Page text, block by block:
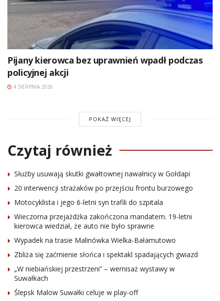
Pijany kierowca bez uprawnień wpadł podczas
policyjnej akcji
4 SIERPNIA 2026
POKAŻ WIĘCEJ
Czytaj również
Służby usuwają skutki gwałtownej nawałnicy w Gołdapi
20 interwencji strażaków po przejściu frontu burzowego
Motocyklista i jego 6-letni syn trafili do szpitala
Wieczorna przejażdżka zakończona mandatem. 19-letni
kierowca wiedział, że auto nie było sprawne
Wypadek na trasie Malinówka Wielka-Bałamutowo
Zbliża się zaćmienie słońca i spektakl spadających gwiazd
„W niebiańskiej przestrzeni” – wernisaż wystawy w
Suwałkach
Ślepsk Malow Suwałki celuje w play-off